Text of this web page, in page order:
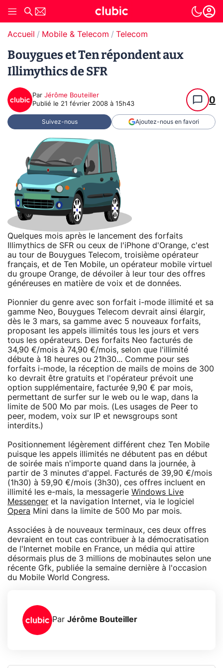
Accueil Mobile & Telecom Telecom
Bouygues et Ten répondent aux
Illimythics de SFR
Par Jérôme Bouteiller
Publié le 21 février 2008 à 15h43 0
Suivez-nous Ajoutez-nous en favori
Quelques mois après le lancement des forfaits
Illimythics de SFR ou ceux de l'iPhone d'Orange, c'est
au tour de Bouygues Telecom, troisième opérateur
français, et de Ten Mobile, un opérateur mobile virtuel
du groupe Orange, de dévoiler à leur tour des offres
généreuses en matière de voix et de données.
Pionnier du genre avec son forfait i-mode illimité et sa
gamme Neo, Bouygues Telecom devrait ainsi élargir,
dès le 3 mars, sa gamme avec 5 nouveaux forfaits,
proposant les appels illimités tous les jours et vers
tous les opérateurs. Des forfaits Neo facturés de
34,90 €/mois à 74,90 €/mois, selon que l'illimité
débute à 18 heures ou 21h30... Comme pour ses
forfaits i-mode, la réception de mails de moins de 300
ko devrait être gratuits et l'opérateur prévoit une
option supplémentaire, facturée 9,90 € par mois,
permettant de surfer sur le web ou le wap, dans la
limite de 500 Mo par mois. (Les usages de Peer to
peer, modem, voix sur IP et newsgroups sont
interdits.)
Positionnement légèrement différent chez Ten Mobile
puisque les appels illimités ne débutent pas en début
de soirée mais n'importe quand dans la journée, à
partir de 3 minutes d'appel. Facturés de 39,90 €/mois
(1h30) à 59,90 €/mois (3h30), ces offres incluent en
illimité les e-mais, la messagerie Windows Live
Messenger et la navigation Internet, via le logiciel
Opera Mini dans la limite de 500 Mo par mois.
Associées à de nouveaux terminaux, ces deux offres
devraient en tout cas contribuer à la démocratisation
de l'Internet mobile en France, un média qui attire
désormais plus de 3 millions de mobinautes selon une
récente Gfk, publiée la semaine dernière à l'occasion
du Mobile World Congress.
Par Jérôme Bouteiller